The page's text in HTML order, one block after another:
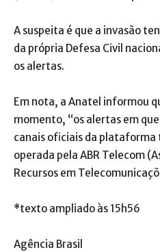
A suspeita é que a invasão
da própria Defesa Civil
os alertas.
Em nota, a Anatel informou
momento, “os alertas em
canais oficiais da plataforma
operada pela ABR Telecom
Recursos em
*texto ampliado às 15h56
Agência Brasil